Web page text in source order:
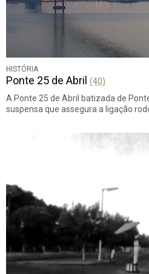
HISTÓRIA
Ponte 25 de Abril (40)
A Ponte 25 de Abril batizada de
suspensa que assegura a ligação